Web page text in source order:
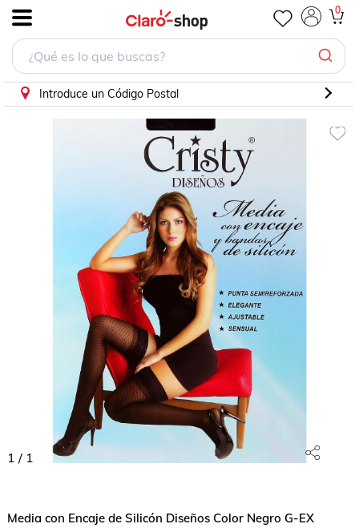
0
Introduce un Código Postal
1 / 1
Media con Encaje de Silicón Diseños Color Negro G-EX
Media con Encaje de Silicón Diseños Color Negro G-EX